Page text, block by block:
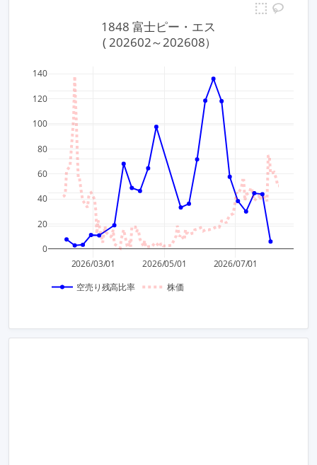
2026/03/01 2026/05/01 2026/07/01
0
20
40
60
80
100
120
140
空売り残高比率 株価
1848 富士ピー・エス
( 202602～202608）